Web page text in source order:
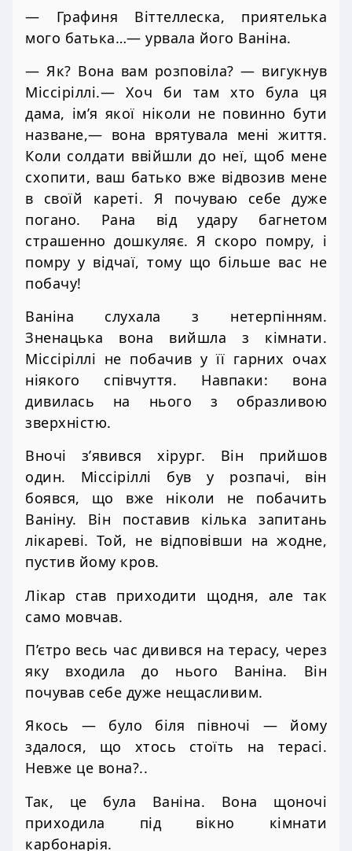
— Графиня Віттеллеска, приятелька
мого батька…— урвала його Ваніна.
— Як? Вона вам розповіла? — вигукнув
Міссіріллі.— Хоч би там хто була ця
дама, ім’я якої ніколи не повинно бути
назване,— вона врятувала мені життя.
Коли солдати ввійшли до неї, щоб мене
схопити, ваш батько вже відвозив мене
в своїй кареті. Я почуваю себе дуже
погано. Рана від удару багнетом
страшенно дошкуляє. Я скоро помру, і
помру у відчаї, тому що більше вас не
побачу!
Ваніна слухала з нетерпінням.
Зненацька вона вийшла з кімнати.
Міссіріллі не побачив у її гарних очах
ніякого співчуття. Навпаки: вона
дивилась на нього з образливою
зверхністю.
Вночі з’явився хірург. Він прийшов
один. Міссіріллі був у розпачі, він
боявся, що вже ніколи не побачить
Ваніну. Він поставив кілька запитань
лікареві. Той, не відповівши на жодне,
пустив йому кров.
Лікар став приходити щодня, але так
само мовчав.
П’єтро весь час дивився на терасу, через
яку входила до нього Ваніна. Він
почував себе дуже нещасливим.
Якось — було біля півночі — йому
здалося, що хтось стоїть на терасі.
Невже це вона?..
Так, це була Ваніна. Вона щоночі
приходила під вікно кімнати
карбонарія.